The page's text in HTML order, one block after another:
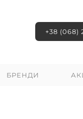
+38 (068)
БРЕНДИ